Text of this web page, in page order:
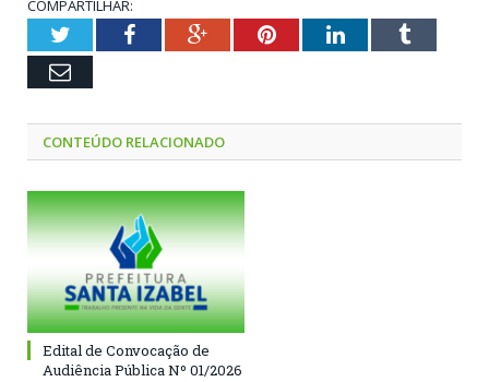
COMPARTILHAR:
TwitterFacebookGoogle+PinterestLinkedInTumblr
Email
CONTEÚDO RELACIONADO
Edital de Convocação de
Audiência Pública Nº 01/2026